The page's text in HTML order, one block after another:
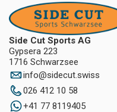
Side Cut Sports AG
Gypsera 223
1716 Schwarzsee
info@sidecut.swiss
026 412 10 58
+41 77 8119405